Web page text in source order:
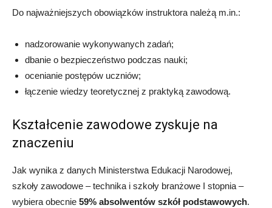
Do najważniejszych obowiązków instruktora należą m.in.:
nadzorowanie wykonywanych zadań;
dbanie o bezpieczeństwo podczas nauki;
ocenianie postępów uczniów;
łączenie wiedzy teoretycznej z praktyką zawodową.
Kształcenie zawodowe zyskuje na
znaczeniu
Jak wynika z danych Ministerstwa Edukacji Narodowej,
szkoły zawodowe – technika i szkoły branżowe I stopnia –
wybiera obecnie 59% absolwentów szkół podstawowych.